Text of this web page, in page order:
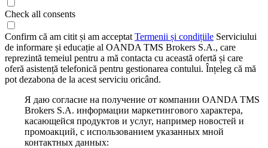
Check all consents
Confirm că am citit și am acceptat Termenii și condițiile Serviciului
de informare și educație al OANDA TMS Brokers S.A., care
reprezintă temeiul pentru a mă contacta cu această ofertă și care
oferă asistență telefonică pentru gestionarea contului. Înțeleg că mă
pot dezabona de la acest serviciu oricând.
Я даю согласие на получение от компании OANDA TMS
Brokers S.A. информации маркетингового характера,
касающейся продуктов и услуг, например новостей и
промоакций, с использованием указанных мной
контактных данных: